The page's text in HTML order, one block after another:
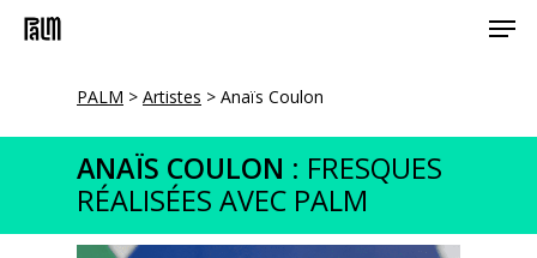
Skip
PALM > Artistes > Anaïs Coulon
ANAÏS COULON : FRESQUES
RÉALISÉES AVEC PALM